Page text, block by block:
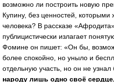
возможно ли построить новую
Купину, без ценностей,
человека? В рассказе
публицистически излагает
Фомине он пишет: «Он бы,
более спокойно, но уныло и
отдельную участь, но он не узнал
народу лишь одно своё